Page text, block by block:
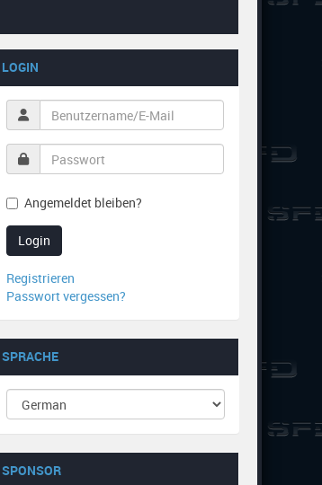
LOGIN
Angemeldet bleiben?
Login
Registrieren
Passwort vergessen?
SPRACHE
SPONSOR